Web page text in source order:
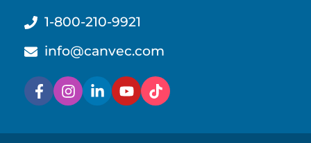
1-800-210-9921
info@canvec.com